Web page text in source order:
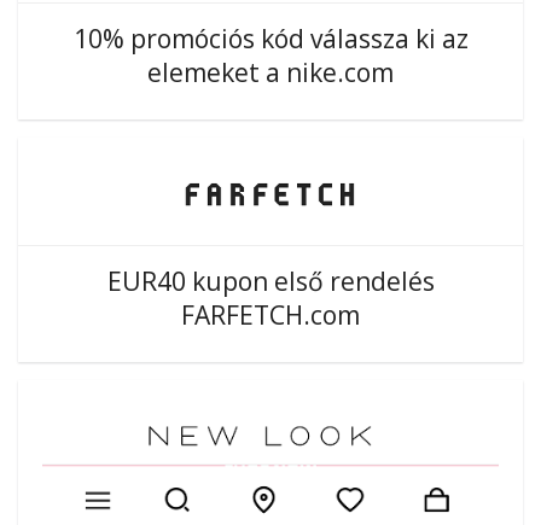
10% promóciós kód válassza ki az
elemeket a nike.com
EUR40 kupon első rendelés
FARFETCH.com